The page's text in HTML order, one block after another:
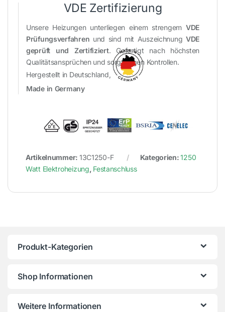
VDE Zertifizierung
Unsere Heizungen unterliegen einem strengem VDE
Prüfungsverfahren und sind mit Auszeichnung VDE
geprüft und Zertifiziert. Gefertigt nach höchsten
Qualitätsansprüchen und sorgfältigen Kontrollen.
Hergestellt in Deutschland,
Made in Germany
Artikelnummer: 13C1250-F Kategorien:1250
Watt Elektroheizung, Festanschluss
Produkt-Kategorien
Shop Informationen
Weitere Informationen